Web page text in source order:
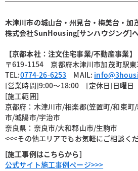
木津川市の城山台・州見台・梅美台・加
株式会社SunHousing[サンハウジング]
【京都本社：注文住宅事業/不動産事業】
〒619-1154 京都府木津川市加茂町駅
TEL:0774-26-6253 MAIL:
[営業時間]9:00〜18:00 [定休日]日曜日
[施工範囲]
京都府：木津川市/相楽郡(笠置町/和束
市/城陽市/宇治市
奈良県：奈良市/大和郡山市/生駒市
<<<その他エリアでもお気軽にご相談く
[施工事例はこちらから]
公式サイト施工事例ページ>>>